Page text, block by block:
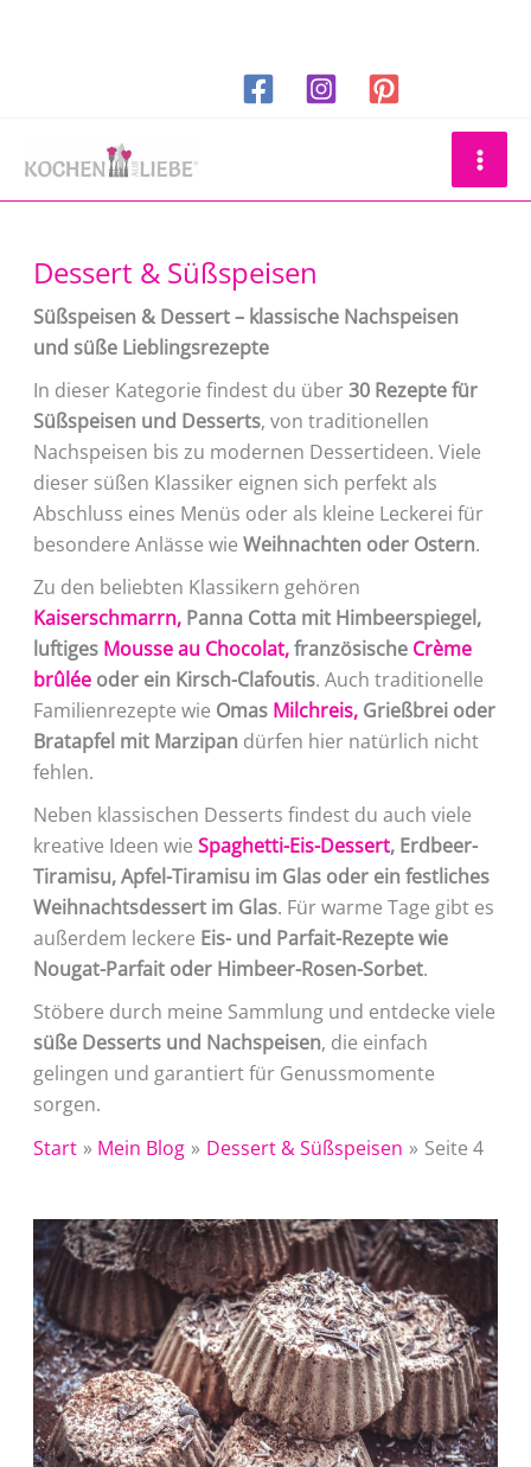
Dessert & Süßspeisen
Süßspeisen & Dessert – klassische Nachspeisen
und süße Lieblingsrezepte
In dieser Kategorie findest du über30 Rezepte für
Süßspeisen und Desserts, von traditionellen
Nachspeisen bis zu modernen Dessertideen. Viele
dieser süßen Klassiker eignen sich perfekt als
Abschluss eines Menüs oder als kleine Leckerei für
besondere Anlässe wie Weihnachten oder Ostern.
Zu den beliebten Klassikern gehören
Kaiserschmarrn,Panna Cotta mit Himbeerspiegel,
luftiges Mousse au Chocolat,französische Crème
brûléeoder ein Kirsch-Clafoutis. Auch traditionelle
Familienrezepte wie Omas Milchreis,Grießbrei oder
Bratapfel mit Marzipan dürfen hier natürlich nicht
fehlen.
Neben klassischen Desserts findest du auch viele
kreative Ideen wie Spaghetti-Eis-Dessert, Erdbeer-
Tiramisu, Apfel-Tiramisu im Glas oder ein festliches
Weihnachtsdessert im Glas. Für warme Tage gibt es
außerdem leckere Eis- und Parfait-Rezepte wie
Nougat-Parfait oder Himbeer-Rosen-Sorbet.
Stöbere durch meine Sammlung und entdecke viele
süße Desserts und Nachspeisen, die einfach
gelingen und garantiert für Genussmomente
sorgen.
Start
Mein Blog Dessert & Süßspeisen Seite 4